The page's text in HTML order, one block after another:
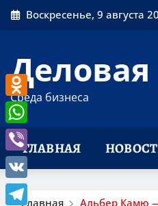
Перейти
к
Воскресенье, 9 августа
Деловая
Среда бизнеса
ГЛАВНАЯ
Главная Альбер Камю
Odnoklassniki
WhatsApp
Viber
VK